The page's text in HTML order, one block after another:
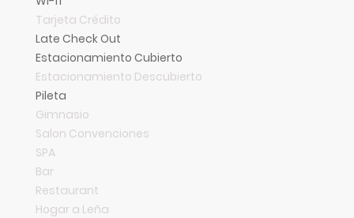
Tarjeta Crédito
Late Check Out
Estacionamiento Cubierto
Estacionamiento Descubierto
Pileta
Gimnasio
Salon Convenciones
SPA
Bar
Restaurant
Hogar a Leña